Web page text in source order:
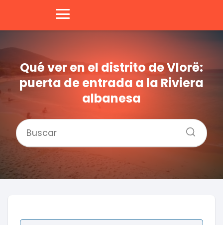
Qué ver en el distrito de Vlorë:
puerta de entrada a la Riviera
albanesa